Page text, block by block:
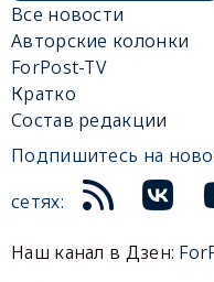
Все новости
Авторские колонки
ForPost-TV
Кратко
Состав редакции
Подпишитесь на
сетях:
Наш канал в Дзен: